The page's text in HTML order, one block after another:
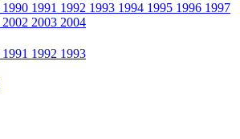
1990 1991 1992 1993 1994 1995 1996 1997
2002 2003 2004
1991 1992 1993